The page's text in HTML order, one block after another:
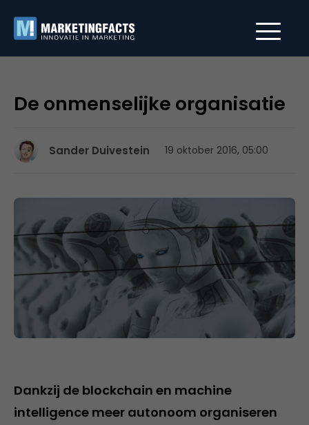
De onmenselijke organisatie
Sander Duivestein 19 oktober 2016, 05:00
Dankzij de blockchain en machine
intelligence meer autonoom organiseren